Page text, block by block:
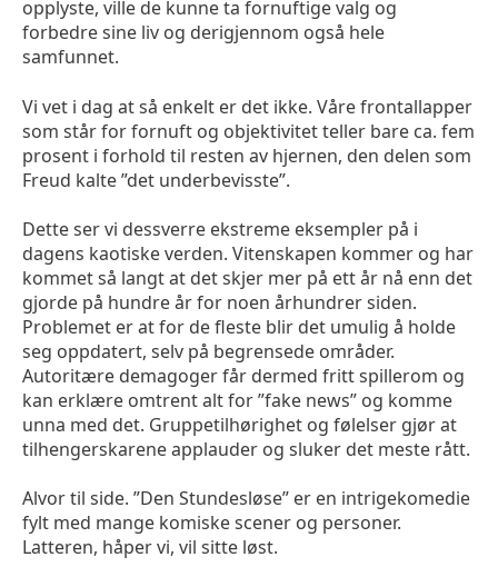
opplyste, ville de kunne ta fornuftige valg og
forbedre sine liv og derigjennom også hele
samfunnet.
Vi vet i dag at så enkelt er det ikke. Våre frontallapper
som står for fornuft og objektivitet teller bare ca. fem
prosent i forhold til resten av hjernen, den delen som
Freud kalte ”det underbevisste”.
Dette ser vi dessverre ekstreme eksempler på i
dagens kaotiske verden. Vitenskapen kommer og har
kommet så langt at det skjer mer på ett år nå enn det
gjorde på hundre år for noen århundrer siden.
Problemet er at for de fleste blir det umulig å holde
seg oppdatert, selv på begrensede områder.
Autoritære demagoger får dermed fritt spillerom og
kan erklære omtrent alt for ”fake news” og komme
unna med det. Gruppetilhørighet og følelser gjør at
tilhengerskarene applauder og sluker det meste rått.
Alvor til side. ”Den Stundesløse” er en intrigekomedie
fylt med mange komiske scener og personer.
Latteren, håper vi, vil sitte løst.